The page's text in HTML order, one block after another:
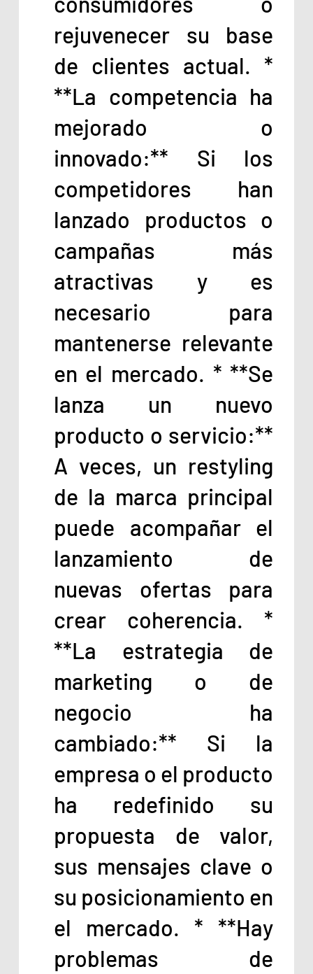
rejuvenecer su base
de clientes actual. *
**La competencia ha
mejorado o
innovado:** Si los
competidores han
lanzado productos o
campañas más
atractivas y es
necesario para
mantenerse relevante
en el mercado. * **Se
lanza un nuevo
producto o servicio:**
A veces, un restyling
de la marca principal
puede acompañar el
lanzamiento de
nuevas ofertas para
crear coherencia. *
**La estrategia de
marketing o de
negocio ha
cambiado:** Si la
empresa o el producto
ha redefinido su
propuesta de valor,
sus mensajes clave o
su posicionamiento en
el mercado. * **Hay
problemas de